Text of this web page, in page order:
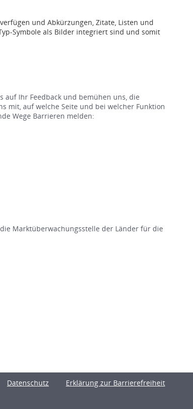
und Abkürzungen, Zitate, Listen und
Symbole als Bilder integriert sind und somit
Ihr Feedback und bemühen uns, die
mit, auf welche Seite und bei welcher Funktion
Wege Barrieren melden:
Marktüberwachungsstelle der Länder für die
Datenschutz Erklärung zur Barrierefreiheit